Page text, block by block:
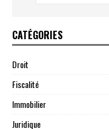
CATÉGORIES
Droit
Fiscalité
Immobilier
Juridique